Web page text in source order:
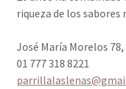
riqueza de los sabores
José María Morelos
01 777 318 8221